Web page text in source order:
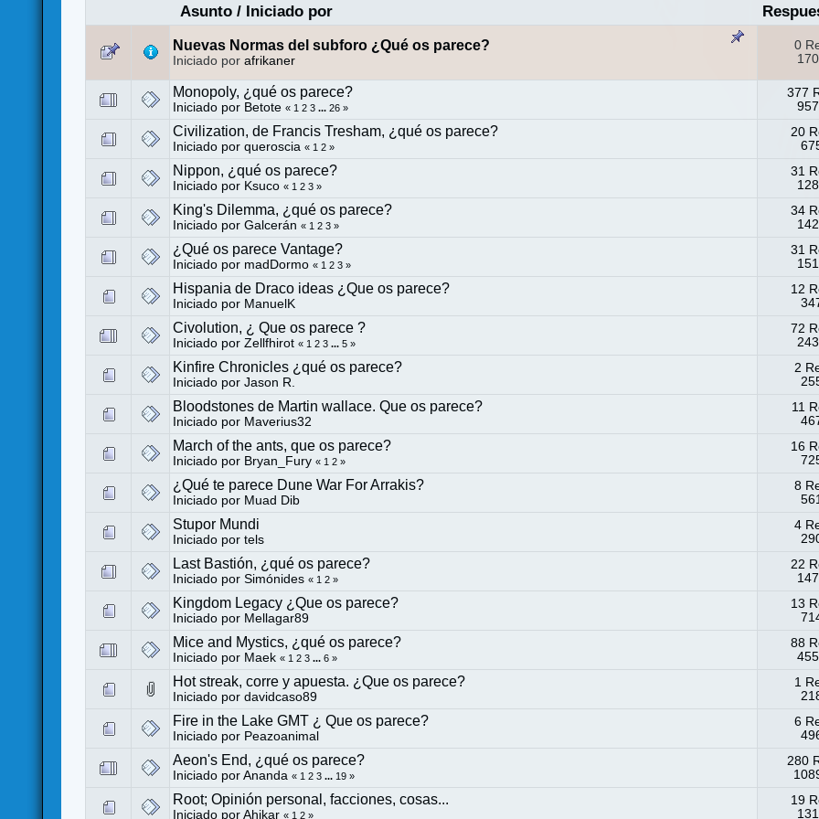
Asunto/ Iniciado por
Nuevas Normas del subforo ¿Qué os parece?
Iniciado porafrikaner
0
Monopoly, ¿qué os parece?
Iniciado por Betote « 1 2 3 ...26 »
377
Civilization, de Francis Tresham, ¿qué os parece?
Iniciado porqueroscia « 1 2 »
20
Nippon, ¿qué os parece?
Iniciado por Ksuco « 1 2 3 »
31
King's Dilemma, ¿qué os parece?
Iniciado porGalcerán « 1 2 3 »
34
¿Qué os parece Vantage?
Iniciado por madDormo « 1 2 3 »
31
Hispania de Draco ideas ¿Que os parece?
Iniciado por ManuelK
12
Civolution, ¿ Que os parece ?
Iniciado porZellfhirot « 1 2 3 ...5 »
72
Kinfire Chronicles ¿qué os parece?
Iniciado porJason R.
2
Bloodstones de Martin wallace. Que os parece?
Iniciado por Maverius32
11
March of the ants, que os parece?
Iniciado por Bryan_Fury « 1 2 »
16
¿Qué te parece Dune War For Arrakis?
Iniciado por Muad Dib
8
Stupor Mundi
Iniciado portels
4
Last Bastión, ¿qué os parece?
Iniciado porSimónides « 1 2 »
22
Kingdom Legacy ¿Que os parece?
Iniciado por Mellagar89
13
Mice and Mystics, ¿qué os parece?
Iniciado por Maek « 1 2 3 ...6 »
88
Hot streak, corre y apuesta. ¿Que os parece?
Iniciado pordavidcaso89
1
Fire in the Lake GMT ¿ Que os parece?
Iniciado por Peazoanimal
6
Aeon's End, ¿qué os parece?
Iniciado porAnanda « 1 2 3 ... 19 »
280
Root; Opinión personal, facciones, cosas...
Iniciado porAhikar « 1 2 »
19